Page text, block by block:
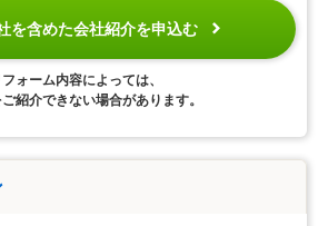
を含めた会社紹介を申込む
ォーム内容によっては、
紹介できない場合があります。